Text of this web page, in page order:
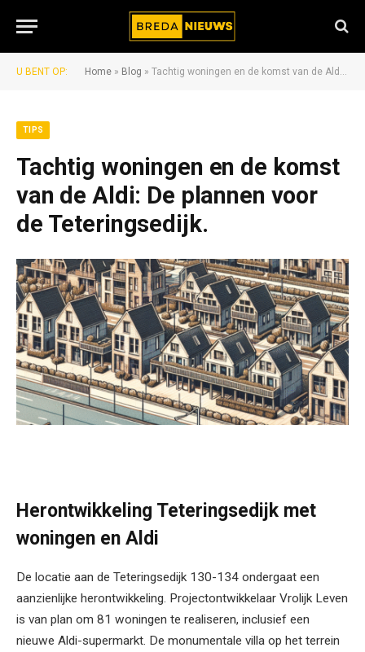
U BENT OP: Home » Blog » Tachtig woningen en de komst van de Aldi: De plannen voor de Teteringsedijk.
TIPS
Tachtig woningen en de komst
van de Aldi: De plannen voor
de Teteringsedijk.
Herontwikkeling Teteringsedijk met
woningen en Aldi
De locatie aan de Teteringsedijk 130-134 ondergaat een
aanzienlijke herontwikkeling. Projectontwikkelaar Vrolijk Leven
is van plan om 81 woningen te realiseren, inclusief een
nieuwe Aldi-supermarkt. De monumentale villa op het terrein